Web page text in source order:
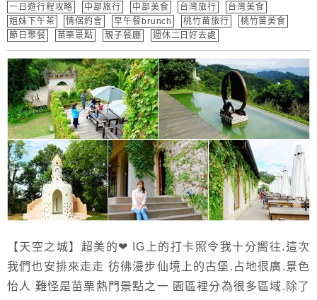
一日遊行程攻略 中部旅行 中部美食 台灣旅行
台灣美食
姐妹下午茶
情侶約會 早午餐brunch 桃竹苗旅行
桃竹苗美食
節日聚餐
苗栗景點 親子餐廳 週休二日好去處
【天空之城】超美的❤ IG上的打卡照令我十分嚮往.這次
我們也安排來走走 彷彿漫步仙境上的古堡.占地很廣.景色
怡人 難怪是苗栗熱門景點之一 園區裡分為很多區域.除了